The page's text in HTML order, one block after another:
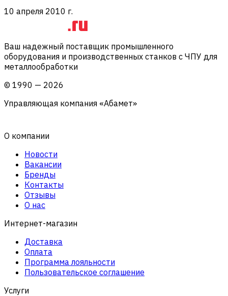
10 апреля 2010 г.
Ваш надежный поставщик промышленного
оборудования и производственных станков с ЧПУ для
металлообработки
© 1990 — 2026
Управляющая компания «Абамет»
О компании
Новости
Вакансии
Бренды
Контакты
Отзывы
О нас
Интернет-магазин
Доставка
Оплата
Программа лояльности
Пользовательское соглашение
Услуги